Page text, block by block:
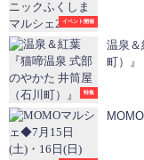
イベント開催
特集
温泉＆
町）』